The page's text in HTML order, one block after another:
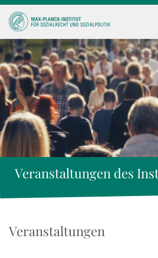
Veranstaltungen des
Veranstaltungen